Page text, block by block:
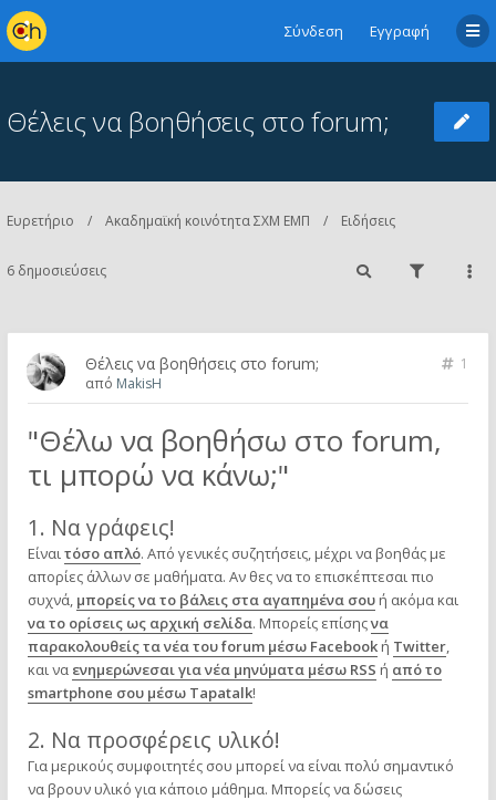
Σύνδεση Εγγραφή
Θέλεις να βοηθήσεις στο forum;
Ευρετήριο Ακαδημαϊκή κοινότητα ΣΧΜ ΕΜΠ Ειδήσεις
6 δημοσιεύσεις
Θέλεις να βοηθήσεις στο forum;
1
από MakisH
"Θέλω να βοηθήσω στο forum,
τι μπορώ να κάνω;"
1. Να γράφεις!
Είναιτόσο απλό. Από γενικές συζητήσεις, μέχρι να βοηθάς με
απορίες άλλων σε μαθήματα. Αν θες να το επισκέπτεσαι πιο
συχνά, μπορείς να το βάλεις στα αγαπημένα σου ή ακόμα και
να το ορίσεις ως αρχική σελίδα. Μπορείς επίσηςνα
παρακολουθείς τα νέα του forum μέσω Facebook ή Twitter,
και να ενημερώνεσαι για νέα μηνύματα μέσω RSS ή από το
smartphone σου μέσω Tapatalk!
2. Να προσφέρεις υλικό!
Για μερικούς συμφοιτητές σου μπορεί να είναι πολύ σημαντικό
να βρουν υλικό για κάποιο μάθημα. Μπορείς να δώσεις